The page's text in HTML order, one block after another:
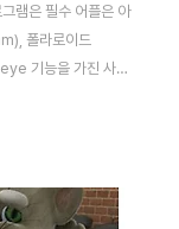
램은 필수 어플은 아
폴라로이드
기능을 가진 사진
영을 한후에 촬영한 사